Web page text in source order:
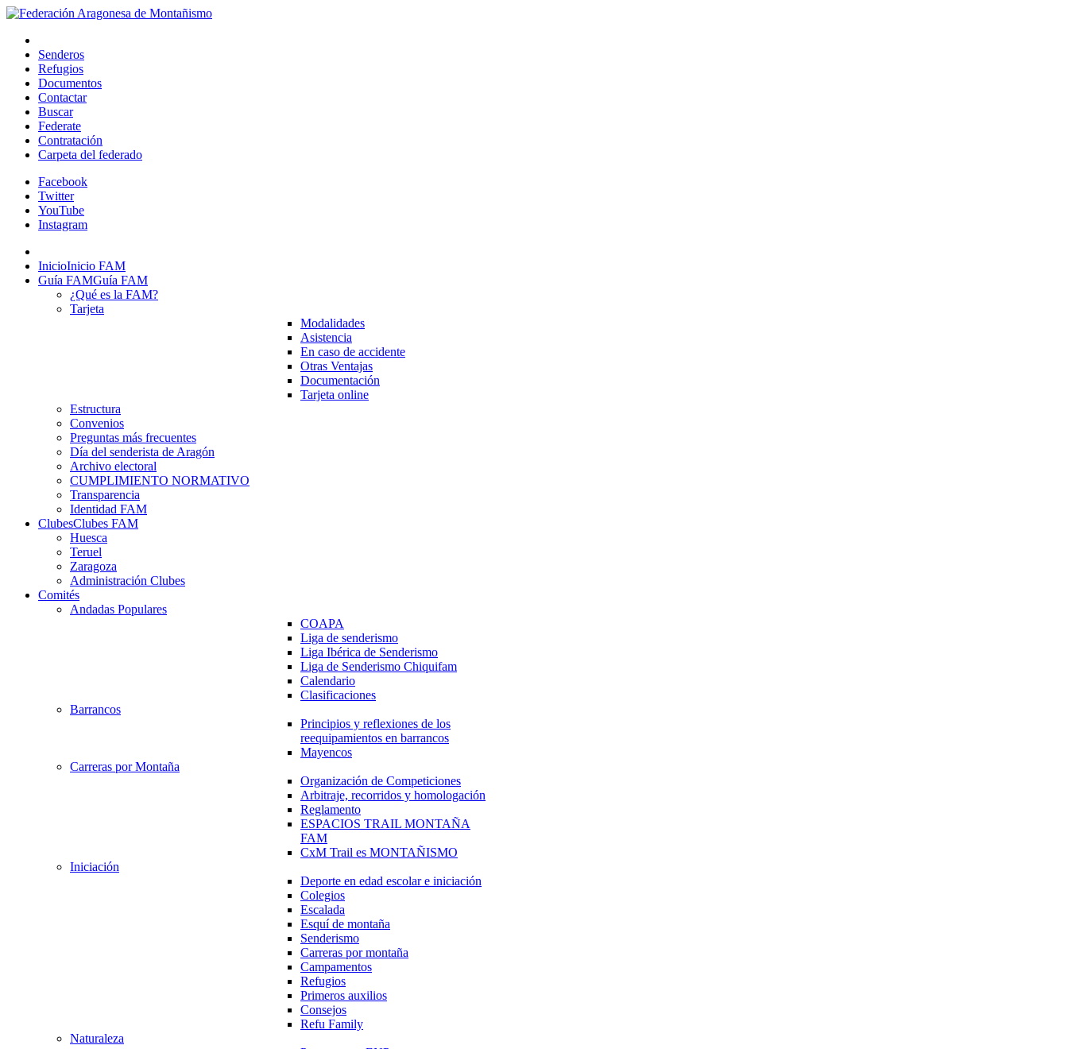
Senderos
Refugios
Documentos
Contactar
Buscar
Federate
Contratación
Carpeta del federado
Facebook
Twitter
YouTube
Instagram
InicioInicio FAM
Guía FAMGuía FAM
¿Qué es la FAM?
Tarjeta
Modalidades
Asistencia
En caso de accidente
Otras Ventajas
Documentación
Tarjeta online
Estructura
Convenios
Preguntas más frecuentes
Día del senderista de Aragón
Archivo electoral
CUMPLIMIENTO NORMATIVO
Transparencia
Identidad FAM
ClubesClubes FAM
Huesca
Teruel
Zaragoza
Administración Clubes
Comités
Andadas Populares
COAPA
Liga de senderismo
Liga Ibérica de Senderismo
Liga de Senderismo Chiquifam
Calendario
Clasificaciones
Barrancos
Principios y reflexiones de los
reequipamientos en barrancos
Mayencos
Carreras por Montaña
Organización de Competiciones
Arbitraje, recorridos y homologación
Reglamento
ESPACIOS TRAIL MONTAÑA
FAM
CxM Trail es MONTAÑISMO
Iniciación
Deporte en edad escolar e iniciación
Colegios
Escalada
Esquí de montaña
Senderismo
Carreras por montaña
Campamentos
Refugios
Primeros auxilios
Consejos
Refu Family
Naturaleza